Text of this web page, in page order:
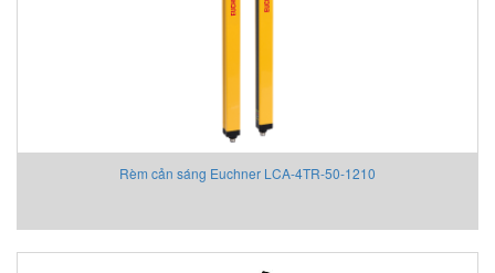
Rèm cản sáng Euchner LCA-4TR-50-1210